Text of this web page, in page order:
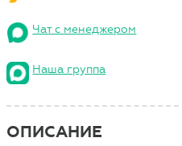
Чат с менеджером
Наша группа
ОПИСАНИЕ